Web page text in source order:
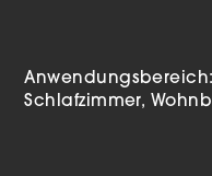
Anwendungsbereich:
Schlafzimmer